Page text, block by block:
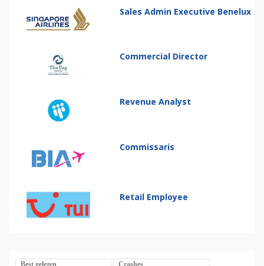
Sales Admin Executive Benelux
Commercial Director
Revenue Analyst
Commissaris
Retail Employee